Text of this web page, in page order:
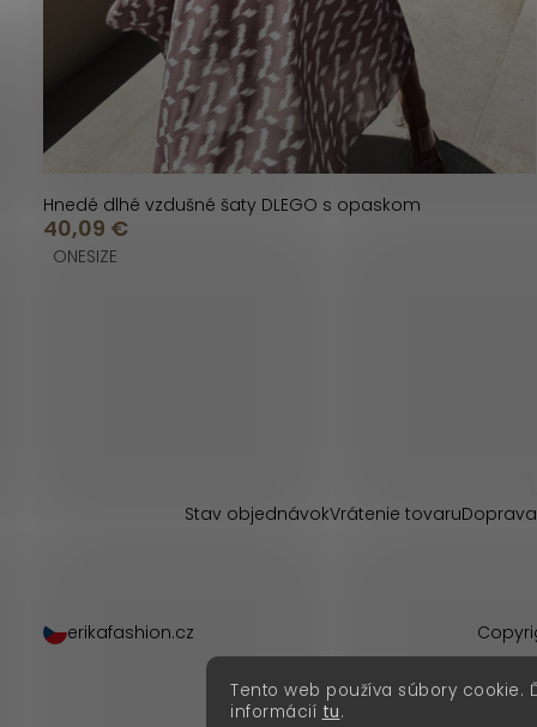
Tento web používa súbory cookie.
informácií tu.
Hnedé dlhé vzdušné šaty DLEGO s opaskom
40,09 €
ONESIZE
i
Stav objednávokVrátenie tovaru
erikafashion.cz